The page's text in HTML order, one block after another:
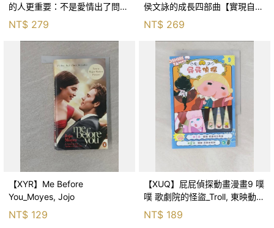
的人更重要：不是愛情出了問
題，而是認知需要升級！_Mr. P
NT$ 279
侯文詠的成長四部曲【實現自
己】_侯文詠
NT$ 269
【XYR】Me Before
You_Moyes, Jojo
NT$ 129
【XUQ】屁屁偵探動畫漫畫9 噗
噗 歌劇院的怪盜_Troll, 東映動畫
株式會社, 張東君
NT$ 189